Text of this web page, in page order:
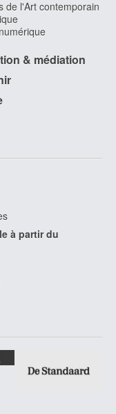
1904
de l'Art contemporain
& médiation
à partir du